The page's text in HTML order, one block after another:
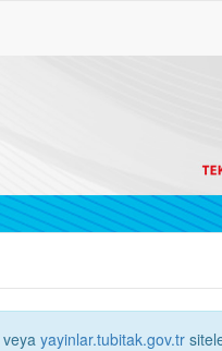
veya yayinlar.tubitak.gov.tr